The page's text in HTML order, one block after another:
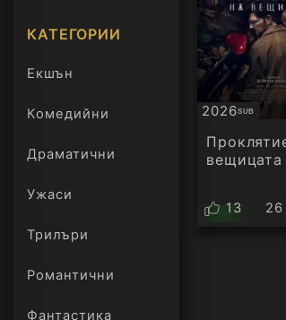
КАТЕГОРИИ
Екшън
Комедийни
Драматични
Ужаси
Трилъри
онлайн
Романтични
Фантастика
2026SUB
Субтитри
вещицата
13 26